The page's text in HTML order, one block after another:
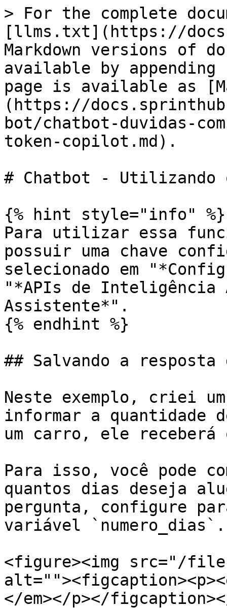
> For the complete
[llms.txt](https://
Markdown versions of
available by
page is available as
(https://
bot/chatbot-duvidas-
token-copilot.md).
# Chatbot - Utilizando
{% hint style="info" %}
Para utilizar essa
possuir uma chave
selecionado em
"*APIs de
Assistente*".
{% endhint %}
## Salvando a resposta
Neste exemplo, criei
informar a quantidade
um carro, ele
Para isso, você pode
quantos dias deseja
pergunta, configure
variável `numero_dias`.
<figure><img src="/files/
</em></p></